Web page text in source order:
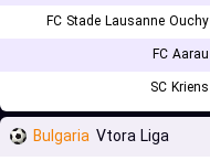
FC Stade Lausanne Ouchy
FC Aarau
SC Kriens
Bulgaria Vtora Liga